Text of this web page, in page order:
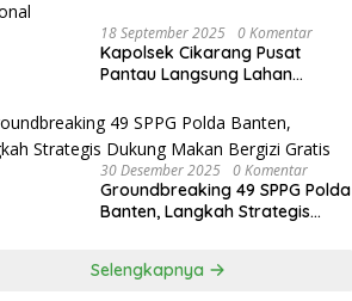
18 September 2025 0 Komentar
Kapolsek Cikarang Pusat
Pantau Langsung Lahan
Pangan Nasional
30 Desember 2025 0 Komentar
Groundbreaking 49 SPPG Polda
Banten, Langkah Strategis
Selengkapnya